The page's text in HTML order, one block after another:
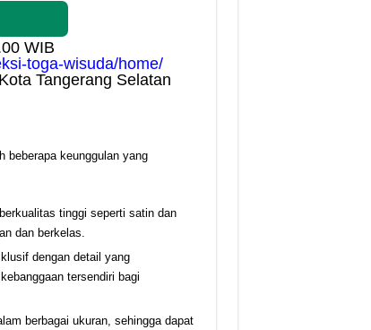
WIB
toga-wisuda/home/
Tangerang Selatan
beberapa keunggulan yang
tinggi seperti satin dan
dan berkelas.
dengan detail yang
tersendiri bagi
berbagai ukuran, sehingga dapat